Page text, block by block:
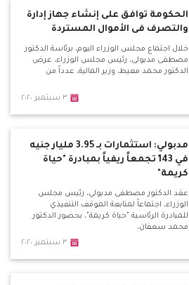
الحكومة توافق على إنشاء جهاز إدارة
والتصرف فى الأموال المستردة
خلال اجتماع مجلس الوزراء اليوم، برئاسة الدكتور
مصطفى مدبولى، رئيس مجلس الوزراء، عرض
الدكتور محمد معيط، وزير المالية، عدداً من
٣ سبتمبر ٢٠٢٠
مدبولي: استثمارات بـ 3.95 مليار جنيه
في 143 تجمعاً ريفياً بمبادرة "حياة
كريمة"
عقد الدكتور مصطفى مدبولي، رئيس مجلس
الوزراء، اجتماعاً لمتابعة الموقف التنفيذي
للمبادرة الرئاسية "حياة كريمة"، بحضور الدكتور
محمد سعفان،
٣ سبتمبر ٢٠٢٠